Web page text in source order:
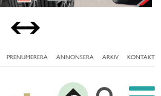
PRENUMERERA ANNONSERA ARKIV KONTAKT